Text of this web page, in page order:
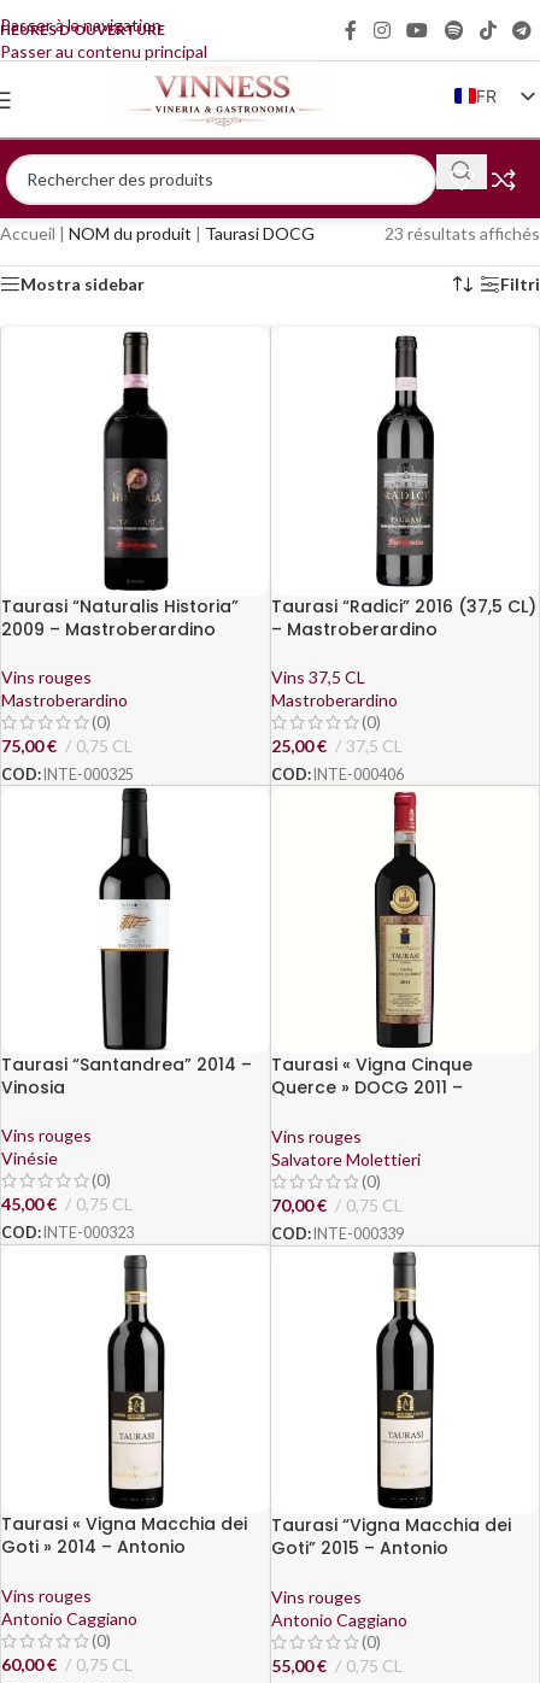
Passer à la navigation
Passer au contenu principal
HEURES D'OUVERTURE
FR
IT
EN
DE
Accueil | NOM du produit | Taurasi DOCG 23 résultats affichés
Mostra sidebar Filtri
Taurasi “Naturalis Historia”
2009 – Mastroberardino
Vins rouges
Mastroberardino
(0)
75,00€ 0,75 CL
COD: INTE-000325
Taurasi “Radici” 2016 (37,5 CL)
– Mastroberardino
Vins 37,5 CL
Mastroberardino
(0)
25,00€ 37,5 CL
COD: INTE-000406
Taurasi “Santandrea” 2014 –
Vinosia
Vins rouges
Vinésie
(0)
45,00€ 0,75 CL
COD: INTE-000323
Taurasi « Vigna Cinque
Querce » DOCG 2011 –
Vins rouges
Salvatore Molettieri
(0)
70,00€ 0,75 CL
COD: INTE-000339
Taurasi « Vigna Macchia dei
Goti » 2014 – Antonio
Vins rouges
Antonio Caggiano
(0)
60,00€ 0,75 CL
Taurasi “Vigna Macchia dei
Goti” 2015 – Antonio
Vins rouges
Antonio Caggiano
(0)
55,00€ 0,75 CL